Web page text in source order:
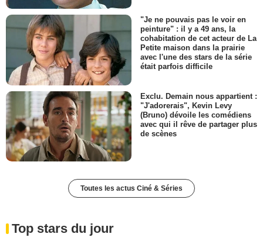
"Je ne pouvais pas le voir en
peinture" : il y a 49 ans, la
cohabitation de cet acteur de La
Petite maison dans la prairie
avec l'une des stars de la série
était parfois difficile
Exclu. Demain nous appartient :
"J'adorerais", Kevin Levy
(Bruno) dévoile les comédiens
avec qui il rêve de partager plus
de scènes
Toutes les actus Ciné & Séries
Top stars du jour